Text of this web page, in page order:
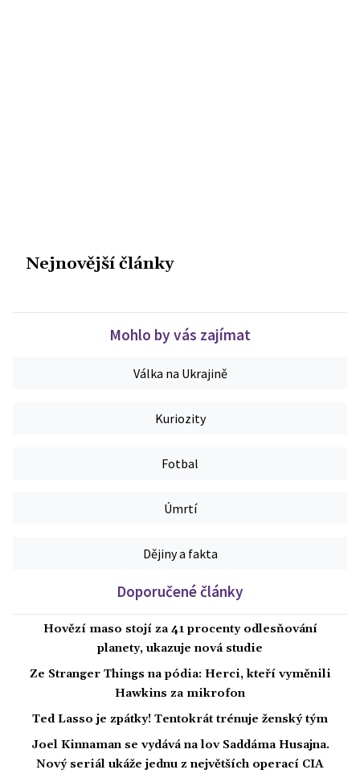
Nejnovější články
Mohlo by vás zajímat
Válka na Ukrajině
Kuriozity
Fotbal
Úmrtí
Dějiny a fakta
Doporučené články
Hovězí maso stojí za 41 procenty odlesňování
planety, ukazuje nová studie
Ze Stranger Things na pódia: Herci, kteří vyměnili
Hawkins za mikrofon
Ted Lasso je zpátky! Tentokrát trénuje ženský tým
Joel Kinnaman se vydává na lov Saddáma Husajna.
Nový seriál ukáže jednu z největších operací CIA